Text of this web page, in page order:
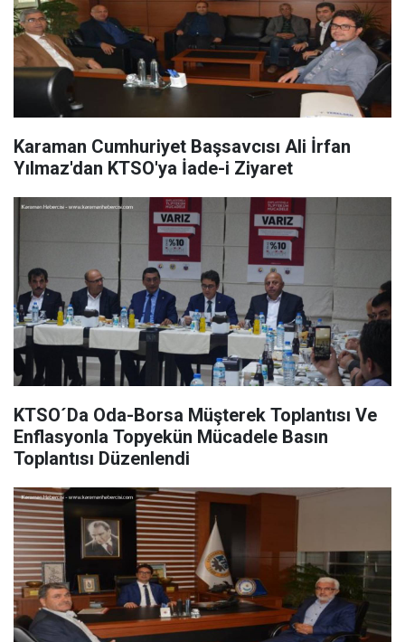
Karaman Cumhuriyet Başsavcısı Ali İrfan
Yılmaz'dan KTSO'ya İade-i Ziyaret
KTSO´Da Oda-Borsa Müşterek Toplantısı Ve
Enflasyonla Topyekün Mücadele Basın
Toplantısı Düzenlendi